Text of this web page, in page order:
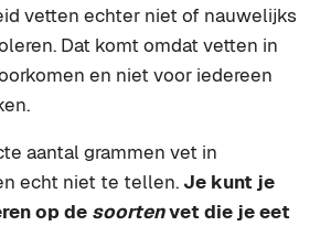
vetten echter niet of nauwelijks
Dat komt omdat vetten in
en niet voor iedereen
aantal grammen vet in
echt niet te tellen. Je kunt je
op de soortenvet die je eet